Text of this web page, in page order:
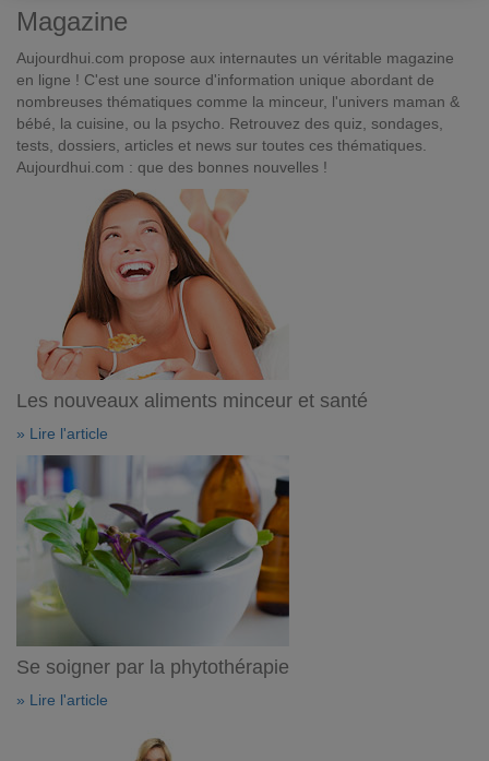
Magazine
Aujourdhui.com propose aux internautes un véritable magazine
en ligne ! C'est une source d'information unique abordant de
nombreuses thématiques comme la minceur, l'univers maman &
bébé, la cuisine, ou la psycho. Retrouvez des quiz, sondages,
tests, dossiers, articles et news sur toutes ces thématiques.
Aujourdhui.com : que des bonnes nouvelles !
Les nouveaux aliments minceur et santé
» Lire l'article
Se soigner par la phytothérapie
» Lire l'article